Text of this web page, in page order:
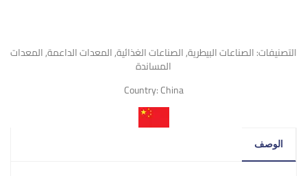
التصنيفات:الصناعات البيطرية,الصناعات الغذائية,المعدات الداعمة,المعدات
المساندة
Country:China
الوصف